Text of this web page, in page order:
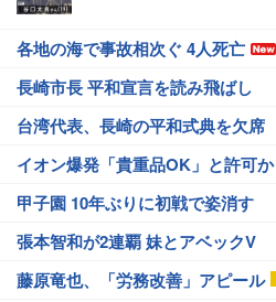
各地の海で事故相次ぐ 4人死亡
長崎市長 平和宣言を読み飛ばし
台湾代表、長崎の平和式典を欠席
イオン爆発「貴重品OK」と許可か
甲子園 10年ぶりに初戦で姿消す
張本智和が2連覇 妹とアベックV
藤原竜也、「労務改善」アピール